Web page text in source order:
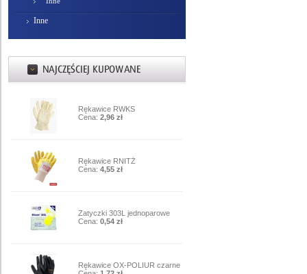
Inne
Rękawice RWKS
Cena: 2,96 zł
Rękawice RNITŻ
Cena: 4,55 zł
Zatyczki 303L jednoparowe
Cena: 0,54 zł
Rękawice OX-POLIUR czarne